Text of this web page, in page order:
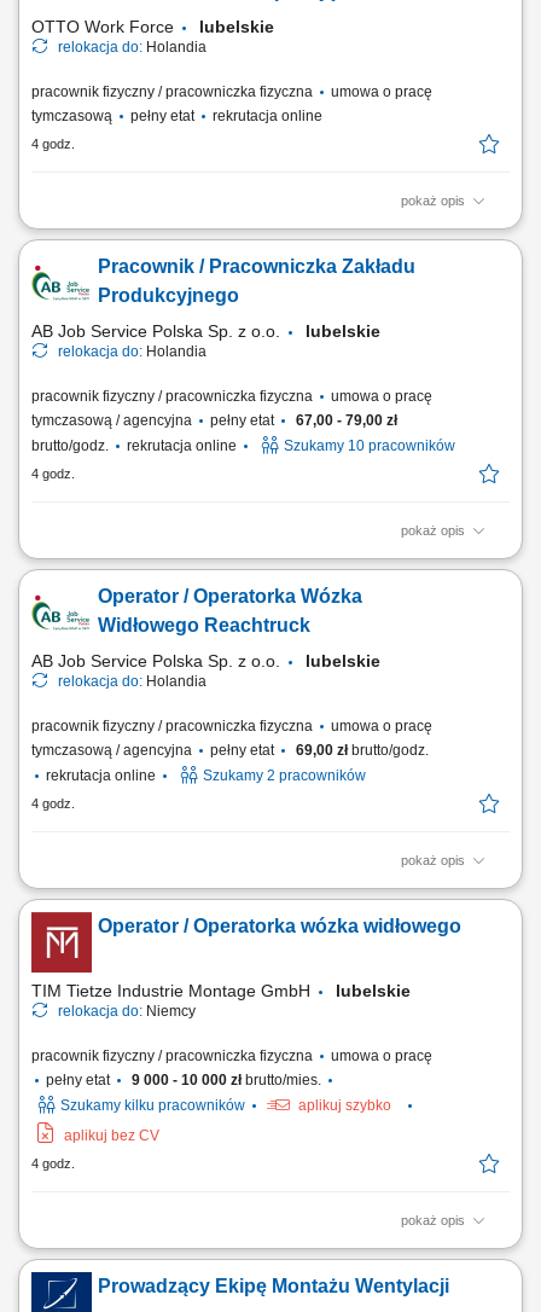
OTTO Work Force lubelskie
relokacja do: Holandia
pracownik fizyczny / pracowniczka fizyczna
umowa o pracę
tymczasową
pełny etat rekrutacja online
4 godz.
pokaż opis
Opis stanowiska: Realizacja zamówień dla klientów poprzez
magazynowych i systemów wspierających kompletację. Transport
produktów przy wykorzystaniu wózków magazynowych.
Pracownik / Pracowniczka Zakładu
Produkcyjnego
AB Job Service Polska Sp. z o.o. lubelskie
relokacja do: Holandia
pracownik fizyczny / pracowniczka fizyczna
umowa o pracę
tymczasową / agencyjna
pełny etat
67,00 - 79,00 zł
brutto/godz.
rekrutacja online Szukamy 10 pracowników
4 godz.
pokaż opis
Opis stanowiska wykonywanie prac produkcyjnych w zakładzie
obowiązującymi procedurami, dbanie o porządek i czystość stanowiska
pracy, przestrzeganie zasad bezpieczeństwa oraz standardów jakości,
Operator / Operatorka Wózka
Widłowego Reachtruck
AB Job Service Polska Sp. z o.o. lubelskie
relokacja do: Holandia
pracownik fizyczny / pracowniczka fizyczna
umowa o pracę
tymczasową / agencyjna
pełny etat 69,00 złbrutto/godz.
rekrutacja online
Szukamy 2 pracowników
4 godz.
pokaż opis
Opis stanowiska obsługa wózków widłowych typu reachtruck oraz
heftruck, transport palet z produktami spożywczymi pomiędzy strefami
magazynu i chłodni, rozmieszczanie towarów na regałach wysokiego
składowania, załadunek i rozładunek pojazdów dostawczych,
kompletowanie zamówień zgodnie...
Operator / Operatorka wózka widłowego
TIM Tietze Industrie Montage GmbH lubelskie
relokacja do: Niemcy
pracownik fizyczny / pracowniczka fizyczna
umowa o pracę
pełny etat
9 000 - 10 000 złbrutto/mies.
Szukamy kilku pracowników
aplikuj szybko
aplikuj bez CV
4 godz.
pokaż opis
Opis stanowiska: obsługa wózka transportowego lub pojazdu
logistycznego na terenie zakładu, dostarczanie komponentów i
materiałów na linię produkcyjną, realizacja bieżących zadań
Prowadzący Ekipę Montażu Wentylacji